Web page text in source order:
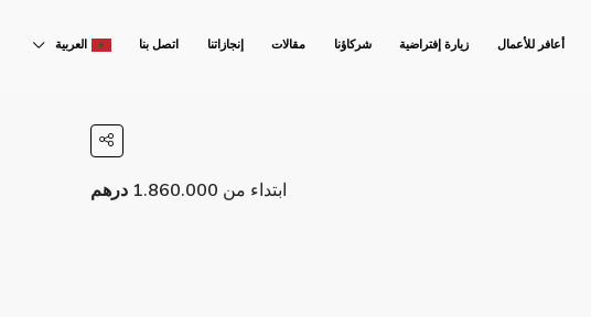
أعافر للأعمال زيارة إفتراضية شركاؤنا مقالات إنجازاتنا اتصل بنا العربية
ابتداء من 1.860.000 درهم